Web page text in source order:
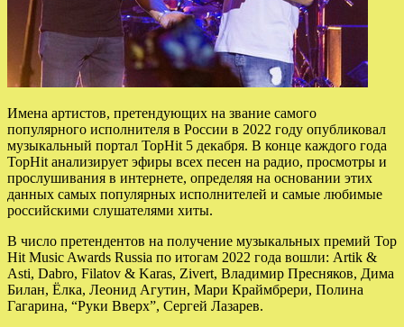
Имена артистов, претендующих на звание самого
популярного исполнителя в России в 2022 году опубликовал
музыкальный портал TopHit 5 декабря. В конце каждого года
TopHit анализирует эфиры всех песен на радио, просмотры и
прослушивания в интернете, определяя на основании этих
данных самых популярных исполнителей и самые любимые
российскими слушателями хиты.
В число претендентов на получение музыкальных премий Top
Hit Music Awards Russia по итогам 2022 года вошли: Artik &
Asti, Dabro, Filatov & Karas, Zivert, Владимир Пресняков, Дима
Билан, Ёлка, Леонид Агутин, Мари Краймбрери, Полина
Гагарина, “Руки Вверх”, Сергей Лазарев.